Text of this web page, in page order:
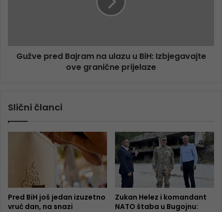
Gužve pred Bajram na ulazu u BiH: Izbjegavajte
ove granične prijelaze
Slični članci
Pred BiH još jedan izuzetno
vruć dan, na snazi
Zukan Helez i komandant
NATO štaba u Bugojnu: